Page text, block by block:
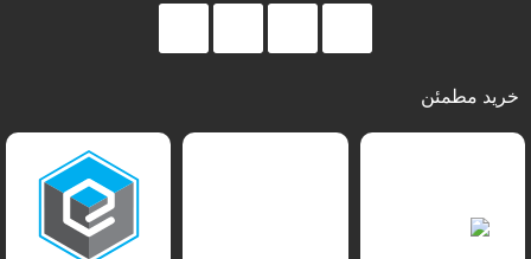
خرید مطمئن